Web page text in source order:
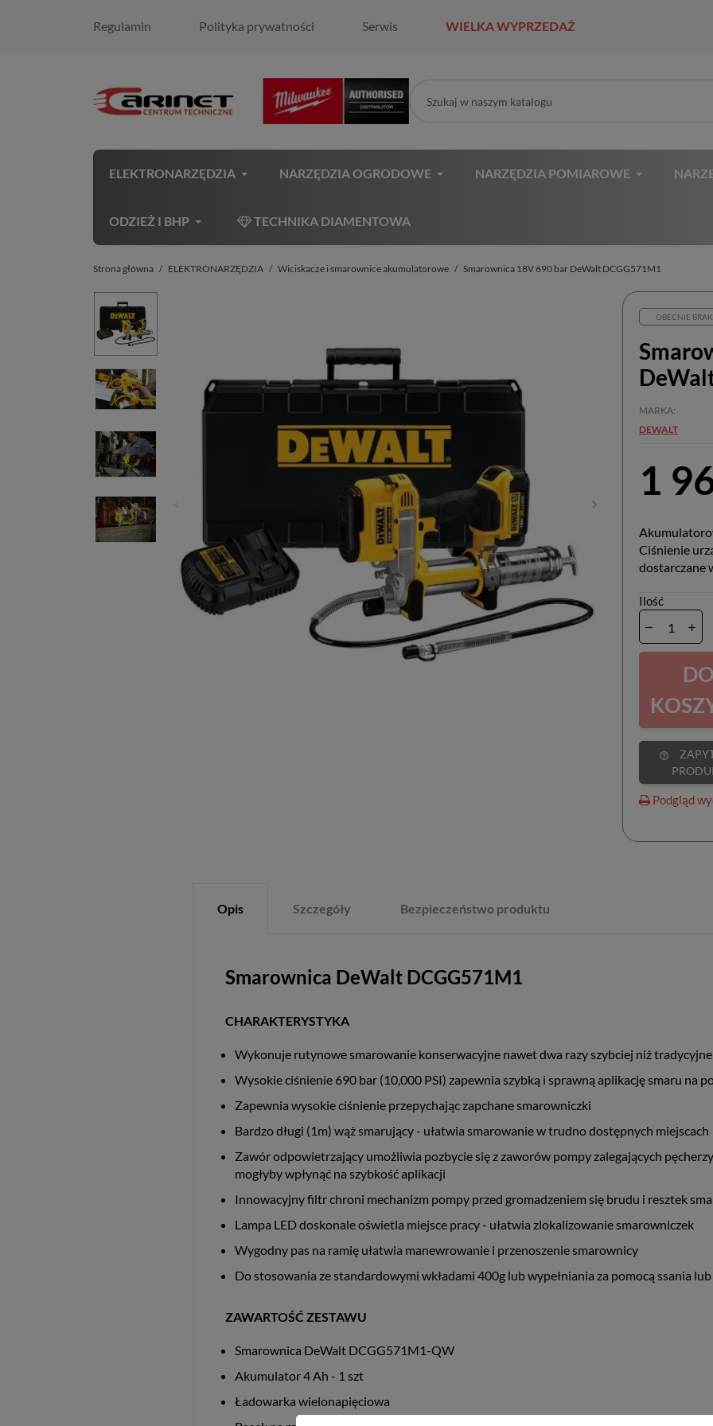
Regulamin Polityka prywatności Serwis WIELKA WYPRZEDAŻ
ELEKTRONARZĘDZIA NARZĘDZIA OGRODOWE NARZĘDZIA POMIAROWE
ODZIEŻ I BHP TECHNIKA DIAMENTOWA
Strona główna ELEKTRONARZĘDZIA Wiciskacze i smarownice akumulatorowe Smarownica 18V 690 bar DeWalt DCGG571M1
OBECNIE
MARKA
DEWALT
1
Ciśnienie
dostarczane
Ilość
help_outline
Podgląd
Opis Szczegóły Bezpieczeństwo produktu
Smarownica DeWalt DCGG571M1
CHARAKTERYSTYKA
Wykonuje rutynowe smarowanie konserwacyjne nawet dwa razy szybciej niż
Wysokie ciśnienie 690 bar (10,000 PSI) zapewnia szybką i sprawną aplikację smaru na
Zapewnia wysokie ciśnienie przepychając zapchane smarowniczki
Bardzo długi (1m) wąż smarujący - ułatwia smarowanie w trudno dostępnych miejscach
Zawór odpowietrzający umożliwia pozbycie się z zaworów pompy zalegających
mogłyby wpłynąć na szybkość aplikacji
Innowacyjny filtr chroni mechanizm pompy przed gromadzeniem się brudu i resztek
Lampa LED doskonale oświetla miejsce pracy - ułatwia zlokalizowanie smarowniczek
Wygodny pas na ramię ułatwia manewrowanie i przenoszenie smarownicy
Do stosowania ze standardowymi wkładami 400g lub wypełniania za pomocą ssania
ZAWARTOŚĆ ZESTAWU
Smarownica DeWalt DCGG571M1-QW
Akumulator 4 Ah - 1 szt
Ładowarka wielonapięciowa